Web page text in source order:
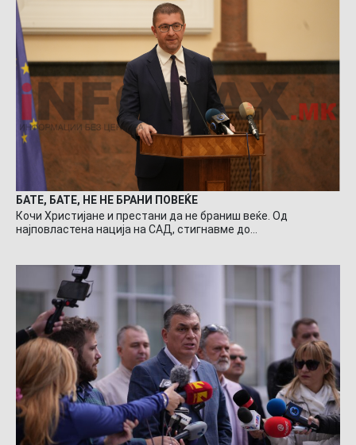
БАТЕ, БАТЕ, НЕ НЕ БРАНИ ПОВЕЌЕ
Кочи Христијане и престани да не браниш веќе. Од
најповластена нација на САД, стигнавме до…